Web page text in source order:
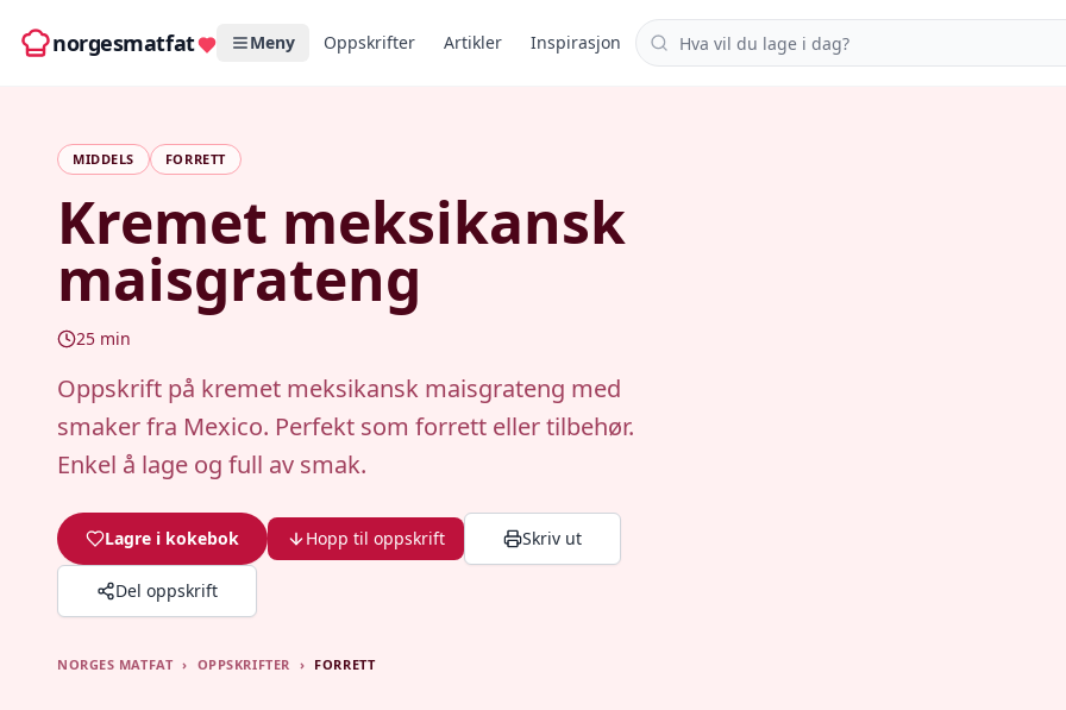
norgesmatfat Meny Oppskrifter Artikler Inspirasjon Søk i oppskrifter
MIDDELS FORRETT
Kremet meksikansk
maisgrateng
25 min
Oppskrift på kremet meksikansk maisgrateng med
smaker fra Mexico. Perfekt som forrett eller tilbehør.
Enkel å lage og full av smak.
Lagre i kokebok Hopp til oppskrift Skriv ut
Del oppskrift
NORGES MATFAT › OPPSKRIFTER › FORRETT